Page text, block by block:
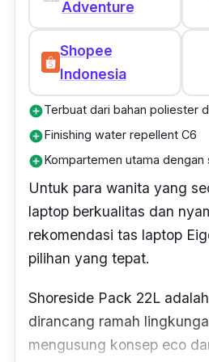
Adventure
Shopee
Indonesia
add_circleTerbuat dari bahan poliester
add_circleFinishing water repellent C6
add_circleKompartemen utama dengan
Untuk para wanita yang
laptop berkualitas dan
rekomendasi tas laptop
pilihan yang tepat.
Shoreside Pack 22L
dirancang ramah
mengusung konsep eco